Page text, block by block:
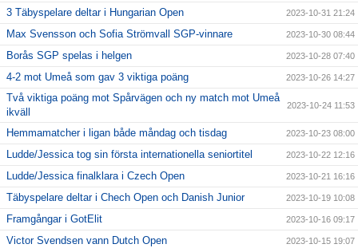
3 Täbyspelare deltar i Hungarian Open 2023-10-31 21:24
Max Svensson och Sofia Strömvall SGP-vinnare 2023-10-30 08:44
Borås SGP spelas i helgen 2023-10-28 07:40
4-2 mot Umeå som gav 3 viktiga poäng 2023-10-26 14:27
Två viktiga poäng mot Spårvägen och ny match mot Umeå
ikväll
2023-10-24 11:53
Hemmamatcher i ligan både måndag och tisdag 2023-10-23 08:00
Ludde/Jessica tog sin första internationella seniortitel 2023-10-22 12:16
Ludde/Jessica finalklara i Czech Open 2023-10-21 16:16
Täbyspelare deltar i Chech Open och Danish Junior 2023-10-19 10:08
Framgångar i GotElit 2023-10-16 09:17
Victor Svendsen vann Dutch Open 2023-10-15 19:07